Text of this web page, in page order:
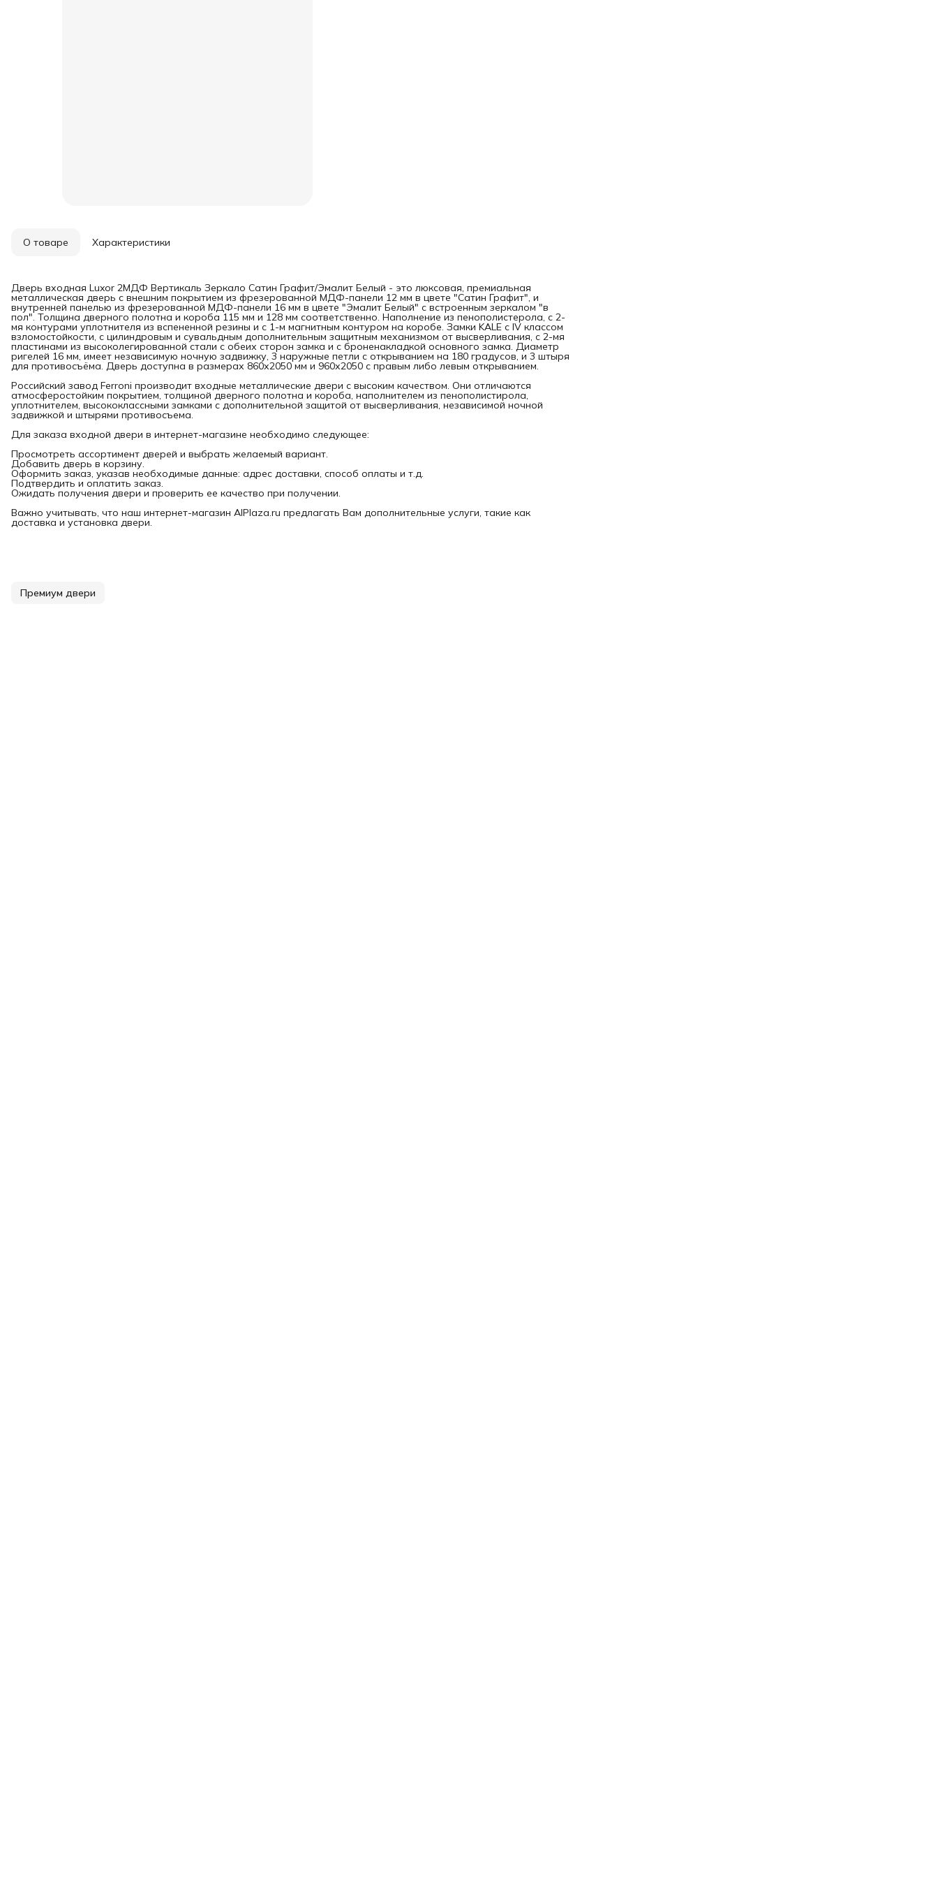
О товаре Характеристики
Дверь входная Luxor 2МДФ Вертикаль Зеркало Сатин Графит/Эмалит Белый - это люксовая, премиальная
металлическая дверь с внешним покрытием из фрезерованной МДФ-панели 12 мм в цвете "Сатин Графит", и
внутренней панелью из фрезерованной МДФ-панели 16 мм в цвете "Эмалит Белый" с встроенным зеркалом "в
пол". Толщина дверного полотна и короба 115 мм и 128 мм соответственно. Наполнение из пенополистерола, с 2-
мя контурами уплотнителя из вспененной резины и с 1-м магнитным контуром на коробе. Замки KALE с IV классом
взломостойкости, с цилиндровым и сувальдным дополнительным защитным механизмом от высверливания, с 2-мя
пластинами из высоколегированной стали с обеих сторон замка и с броненакладкой основного замка. Диаметр
ригелей 16 мм, имеет независимую ночную задвижку, 3 наружные петли с открыванием на 180 градусов, и 3 штыря
для противосъёма. Дверь доступна в размерах 860х2050 мм и 960х2050 с правым либо левым открыванием.
Российский завод Ferroni производит входные металлические двери с высоким качеством. Они отличаются
атмосферостойким покрытием, толщиной дверного полотна и короба, наполнителем из пенополистирола,
уплотнителем, высококлассными замками с дополнительной защитой от высверливания, независимой ночной
задвижкой и штырями противосъема.
Для заказа входной двери в интернет-магазине необходимо следующее:
Просмотреть ассортимент дверей и выбрать желаемый вариант.
Добавить дверь в корзину.
Оформить заказ, указав необходимые данные: адрес доставки, способ оплаты и т.д.
Подтвердить и оплатить заказ.
Ожидать получения двери и проверить ее качество при получении.
Важно учитывать, что наш интернет-магазин AlPlaza.ru предлагать Вам дополнительные услуги, такие как
доставка и установка двери.
Премиум двери